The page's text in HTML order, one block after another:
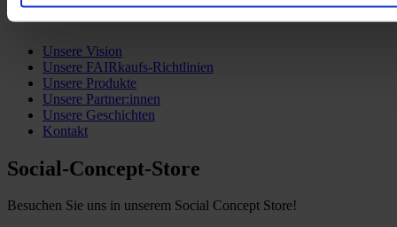
Über SCHÖN&GUT
Unsere Vision
Unsere FAIRkaufs-Richtlinien
Unsere Produkte
Unsere Partner:innen
Unsere Geschichten
Kontakt
Social-Concept-Store
Besuchen Sie uns in unserem Social Concept Store!